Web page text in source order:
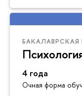
4 года
Очная форма